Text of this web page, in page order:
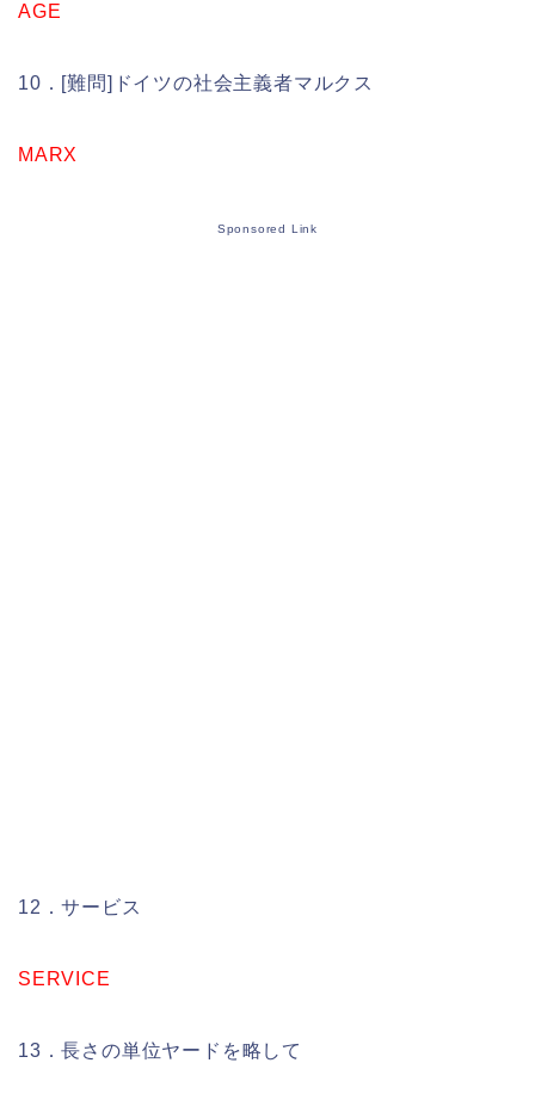
AGE
10．[難問]ドイツの社会主義者マルクス
MARX
Sponsored Link
12．サービス
SERVICE
13．長さの単位ヤードを略して